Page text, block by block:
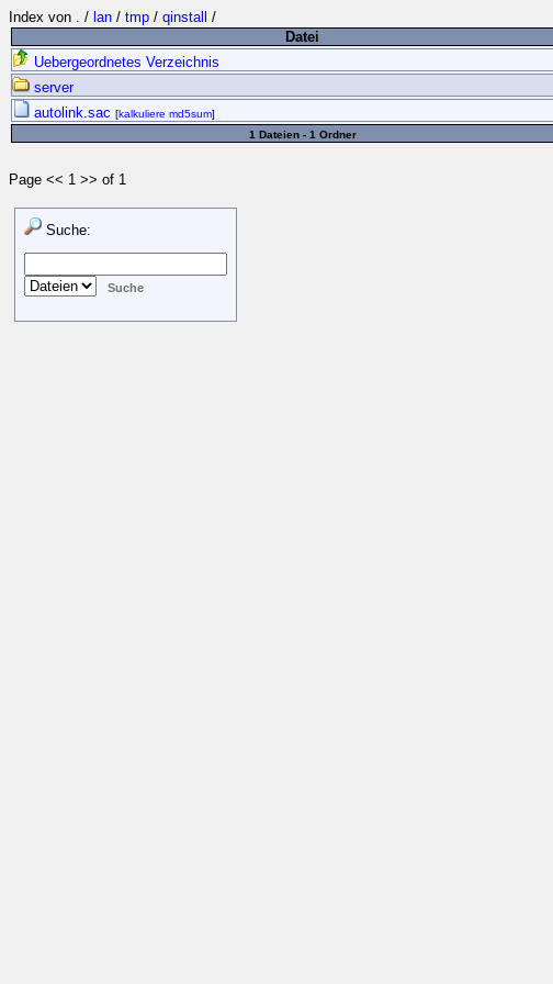
Index von . / lan / tmp / qinstall /
Datei
Uebergeordnetes Verzeichnis
server
autolink.sac [kalkuliere md5sum]
1 Dateien - 1 Ordner
Page << 1 >> of 1
Suche: